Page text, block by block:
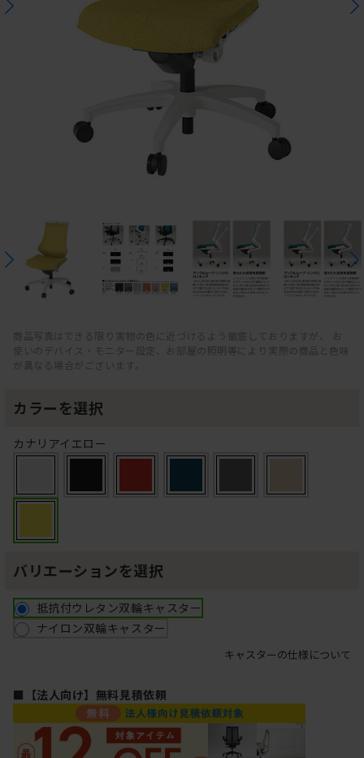
商品写真はできる限り実物の色に近づけるよう徹底しておりますが、 お
使いのデバイス・モニター設定、お部屋の照明等により実際の商品と色味
が異なる場合がございます。
カラーを選択
カナリアイエロー
バリエーションを選択
抵抗付ウレタン双輪キャスター
ナイロン双輪キャスター
キャスターの仕様について
■【法人向け】無料見積依頼